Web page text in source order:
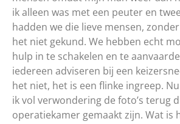
ik alleen was met een peuter en
hadden we die lieve mensen,
het niet gekund. We hebben echt
hulp in te schakelen en te
iedereen adviseren bij een
het niet, het is een flinke ingreep.
ik vol verwondering de foto’s terug
operatiekamer gemaakt zijn. Wat is